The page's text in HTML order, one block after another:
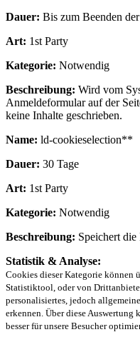
Dauer: Bis zum Beenden
Art: 1st Party
Kategorie: Notwendig
Beschreibung: Wird vom
Anmeldeformular auf der
keine Inhalte geschrieben.
Name: ld-cookieselection**
Dauer: 30 Tage
Art: 1st Party
Kategorie: Notwendig
Beschreibung: Speichert
Statistik & Analyse:
Cookies dieser Kategorie können
Statistiktool, oder von
personalisiertes, jedoch
erkennen. Über diese Auswertung
besser für unsere Besucher